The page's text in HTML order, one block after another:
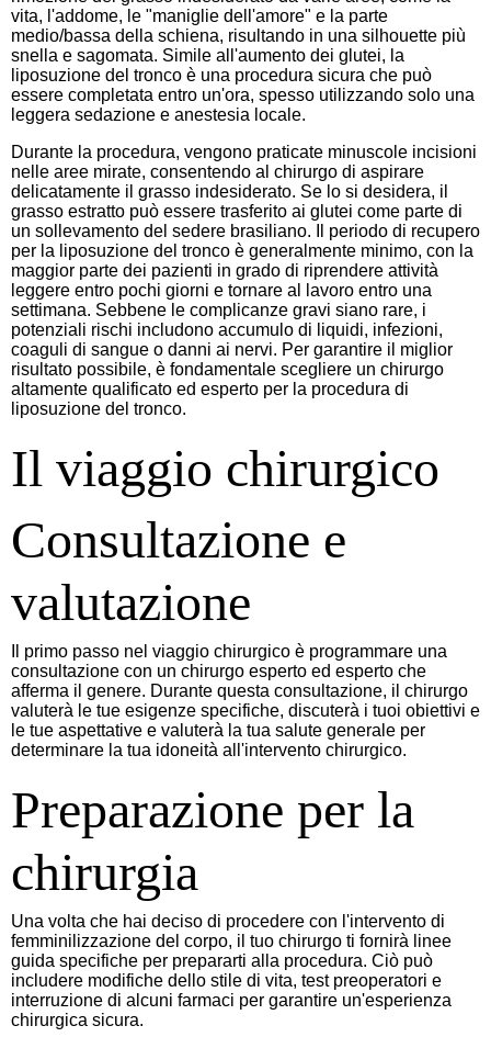
vita, l'addome, le "maniglie dell'amore" e la parte
medio/bassa della schiena, risultando in una silhouette più
snella e sagomata. Simile all'aumento dei glutei, la
liposuzione del tronco è una procedura sicura che può
essere completata entro un'ora, spesso utilizzando solo una
leggera sedazione e anestesia locale.
Durante la procedura, vengono praticate minuscole incisioni
nelle aree mirate, consentendo al chirurgo di aspirare
delicatamente il grasso indesiderato. Se lo si desidera, il
grasso estratto può essere trasferito ai glutei come parte di
un sollevamento del sedere brasiliano. Il periodo di recupero
per la liposuzione del tronco è generalmente minimo, con la
maggior parte dei pazienti in grado di riprendere attività
leggere entro pochi giorni e tornare al lavoro entro una
settimana. Sebbene le complicanze gravi siano rare, i
potenziali rischi includono accumulo di liquidi, infezioni,
coaguli di sangue o danni ai nervi. Per garantire il miglior
risultato possibile, è fondamentale scegliere un chirurgo
altamente qualificato ed esperto per la procedura di
liposuzione del tronco.
Il viaggio chirurgico
Consultazione e
valutazione
Il primo passo nel viaggio chirurgico è programmare una
consultazione con un chirurgo esperto ed esperto che
afferma il genere. Durante questa consultazione, il chirurgo
valuterà le tue esigenze specifiche, discuterà i tuoi obiettivi e
le tue aspettative e valuterà la tua salute generale per
determinare la tua idoneità all'intervento chirurgico.
Preparazione per la
chirurgia
Una volta che hai deciso di procedere con l'intervento di
femminilizzazione del corpo, il tuo chirurgo ti fornirà linee
guida specifiche per prepararti alla procedura. Ciò può
includere modifiche dello stile di vita, test preoperatori e
interruzione di alcuni farmaci per garantire un'esperienza
chirurgica sicura.